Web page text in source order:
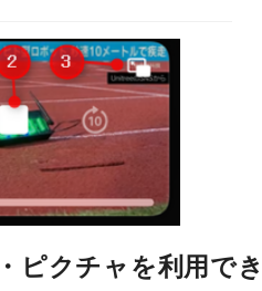
ピクチャを利用で